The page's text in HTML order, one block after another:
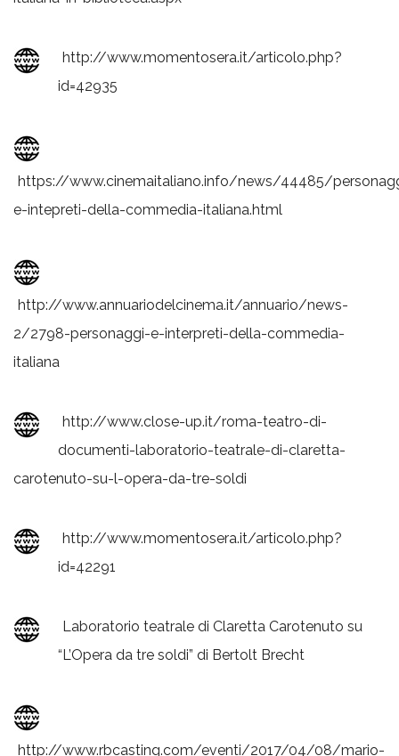
http://www.momentosera.it/articolo.php?
id=42935
https://www.cinemaitaliano.info/news/44485/
e-intepreti-della-commedia-italiana.html
http://www.annuariodelcinema.it/annuario/news-
2/2798-personaggi-e-interpreti-della-commedia-
italiana
http://www.close-up.it/roma-teatro-di-
documenti-laboratorio-teatrale-di-claretta-
carotenuto-su-l-opera-da-tre-soldi
http://www.momentosera.it/articolo.php?
id=42291
Laboratorio teatrale di Claretta Carotenuto su
“L’Opera da tre soldi” di Bertolt Brecht
http://www.rbcasting.com/eventi/2017/04/08/mario-